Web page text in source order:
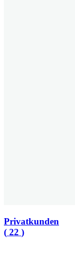
Privatkunden
( 22 )